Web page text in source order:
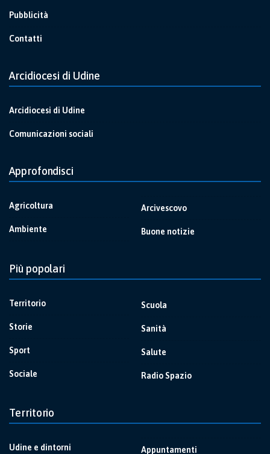
Pubblicità
Contatti
Arcidiocesi di Udine
Arcidiocesi di Udine
Comunicazioni sociali
Approfondisci
Agricoltura
Ambiente
Arcivescovo
Buone notizie
Più popolari
Territorio
Storie
Sport
Sociale
Scuola
Sanità
Salute
Radio Spazio
Territorio
Udine e dintorni Appuntamenti